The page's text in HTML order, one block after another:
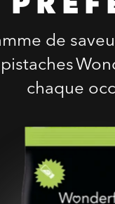
de
chaque
Pistaches